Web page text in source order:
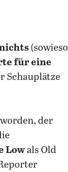
(sowieso
für eine
Schauplätze
worden, der
Lowals Old